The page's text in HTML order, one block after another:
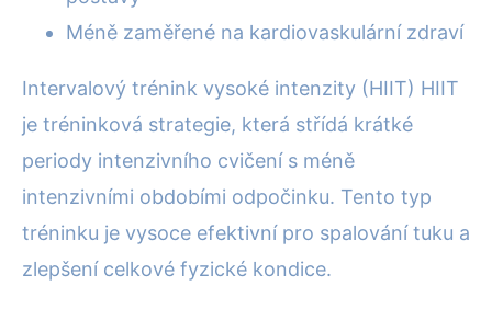
Méně zaměřené na kardiovaskulární zdraví
Intervalový trénink vysoké intenzity (HIIT) HIIT
je tréninková strategie, která střídá krátké
periody intenzivního cvičení s méně
intenzivními obdobími odpočinku. Tento typ
tréninku je vysoce efektivní pro spalování tuku a
zlepšení celkové fyzické kondice.